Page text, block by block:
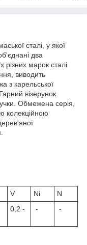
сталі, у якої
два
марок сталі
виводить
з карельської
візерунок
Обмежена серія,
колекційною
V Ni
N
0,2 - - -